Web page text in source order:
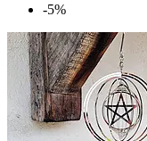
-5%